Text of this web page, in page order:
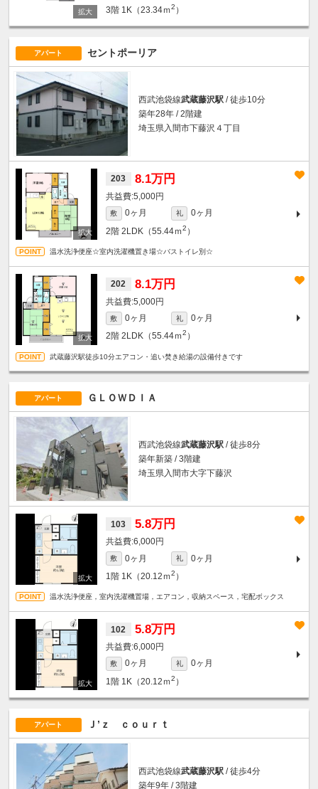
3階 1K（23.34ｍ2 ）
アパート セントポーリア
西武池袋線武蔵藤沢駅 / 徒歩10分
築年28年 / 2階建
埼玉県入間市下藤沢４丁目
203 8.1万円
5,000円
敷 0ヶ月 礼
0ヶ月
2階 2LDK（55.44ｍ2 ）
温水洗浄便座☆室内洗濯機置き場☆バストイレ別☆
202 8.1万円
5,000円
敷 0ヶ月 礼
0ヶ月
2階 2LDK（55.44ｍ2 ）
武蔵藤沢駅徒歩10分エアコン・追い焚き給湯の設備付きです
アパート ＧＬＯＷＤＩＡ
西武池袋線武蔵藤沢駅 / 徒歩8分
築年新築 / 3階建
埼玉県入間市大字下藤沢
103 5.8万円
6,000円
敷 0ヶ月 礼
0ヶ月
1階 1K（20.12ｍ2 ）
温水洗浄便座，室内洗濯機置場，エアコン，収納スペース，宅配ボックス
102 5.8万円
6,000円
敷 0ヶ月 礼
0ヶ月
1階 1K（20.12ｍ2 ）
アパート Ｊ’ｚ ｃｏｕｒｔ
西武池袋線武蔵藤沢駅 / 徒歩4分
築年9年 / 3階建